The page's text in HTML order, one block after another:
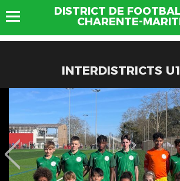
DISTRICT DE
CHARENTE-
INTERDISTRICTS